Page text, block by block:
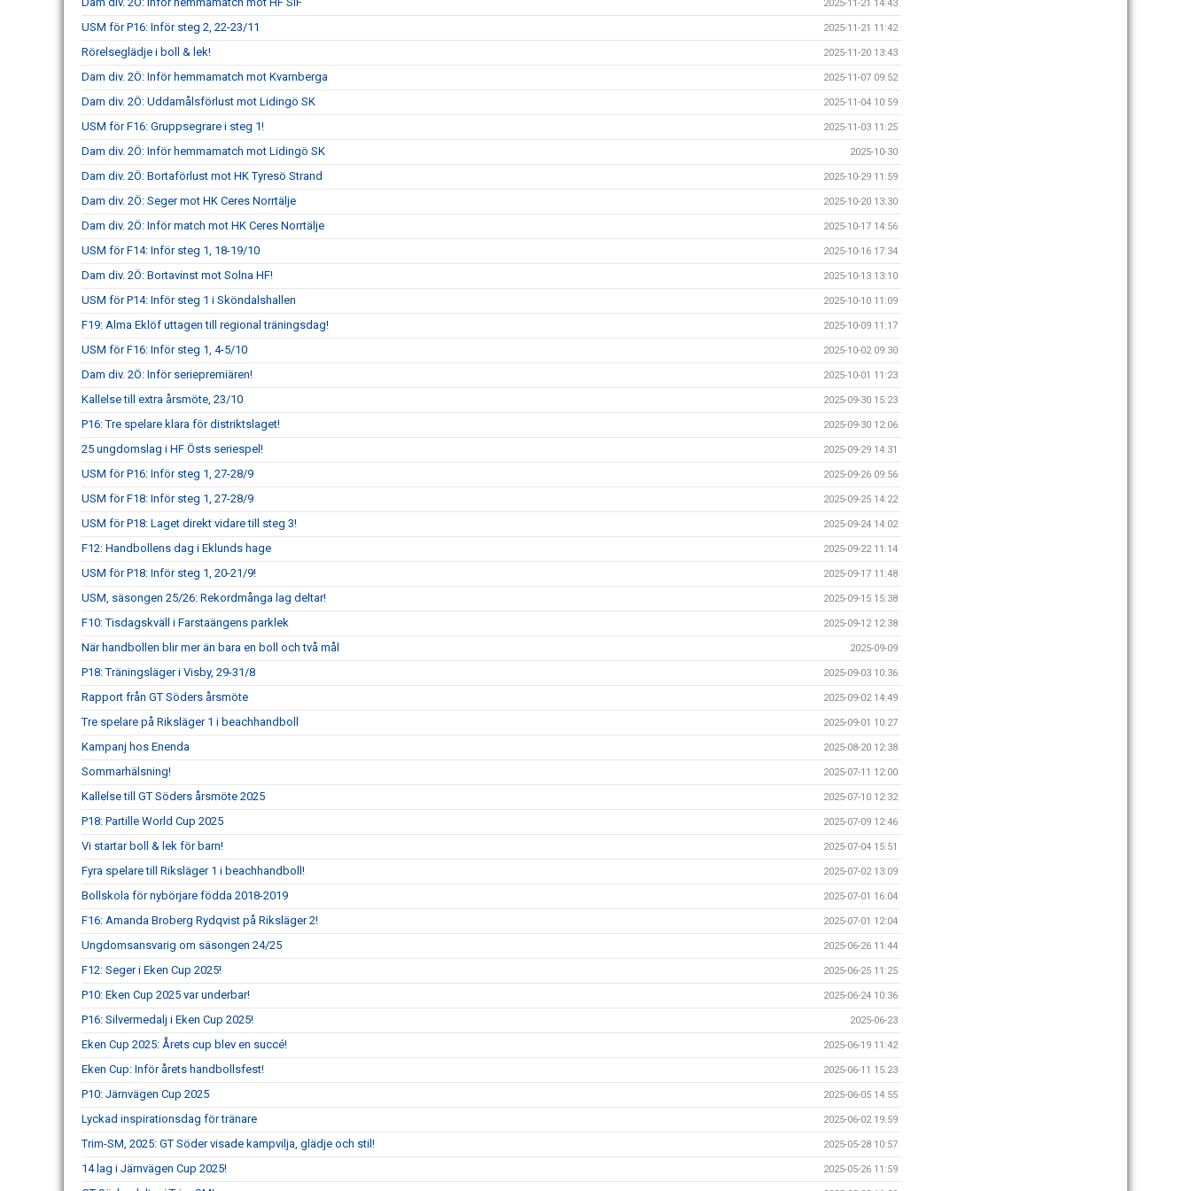
2025-11-21 14:43
USM för P16: Inför steg 2, 22-23/11 2025-11-21 11:42
Rörelseglädje i boll & lek! 2025-11-20 13:43
Dam div. 2Ö: Inför hemmamatch mot Kvarnberga 2025-11-07 09:52
Dam div. 2Ö: Uddamålsförlust mot Lidingö SK 2025-11-04 10:59
USM för F16: Gruppsegrare i steg 1! 2025-11-03 11:25
Dam div. 2Ö: Inför hemmamatch mot Lidingö SK 2025-10-30
Dam div. 2Ö: Bortaförlust mot HK Tyresö Strand 2025-10-29 11:59
Dam div. 2Ö: Seger mot HK Ceres Norrtälje 2025-10-20 13:30
Dam div. 2Ö: Inför match mot HK Ceres Norrtälje 2025-10-17 14:56
USM för F14: Inför steg 1, 18-19/10 2025-10-16 17:34
Dam div. 2Ö: Bortavinst mot Solna HF! 2025-10-13 13:10
USM för P14: Inför steg 1 i Sköndalshallen 2025-10-10 11:09
F19: Alma Eklöf uttagen till regional träningsdag! 2025-10-09 11:17
USM för F16: Inför steg 1, 4-5/10 2025-10-02 09:30
Dam div. 2Ö: Inför seriepremiären! 2025-10-01 11:23
Kallelse till extra årsmöte, 23/10 2025-09-30 15:23
P16: Tre spelare klara för distriktslaget! 2025-09-30 12:06
25 ungdomslag i HF Östs seriespel! 2025-09-29 14:31
USM för P16: Inför steg 1, 27-28/9 2025-09-26 09:56
USM för F18: Inför steg 1, 27-28/9 2025-09-25 14:22
USM för P18: Laget direkt vidare till steg 3! 2025-09-24 14:02
F12: Handbollens dag i Eklunds hage 2025-09-22 11:14
USM för P18: Inför steg 1, 20-21/9! 2025-09-17 11:48
USM, säsongen 25/26: Rekordmånga lag deltar! 2025-09-15 15:38
F10: Tisdagskväll i Farstaängens parklek 2025-09-12 12:38
När handbollen blir mer än bara en boll och två mål 2025-09-09
P18: Träningsläger i Visby, 29-31/8 2025-09-03 10:36
Rapport från GT Söders årsmöte 2025-09-02 14:49
Tre spelare på Riksläger 1 i beachhandboll 2025-09-01 10:27
Kampanj hos Enenda 2025-08-20 12:38
Sommarhälsning! 2025-07-11 12:00
Kallelse till GT Söders årsmöte 2025 2025-07-10 12:32
P18: Partille World Cup 2025 2025-07-09 12:46
Vi startar boll & lek för barn! 2025-07-04 15:51
Fyra spelare till Riksläger 1 i beachhandboll! 2025-07-02 13:09
Bollskola för nybörjare födda 2018-2019 2025-07-01 16:04
F16: Amanda Broberg Rydqvist på Riksläger 2! 2025-07-01 12:04
Ungdomsansvarig om säsongen 24/25 2025-06-26 11:44
F12: Seger i Eken Cup 2025! 2025-06-25 11:25
P10: Eken Cup 2025 var underbar! 2025-06-24 10:36
P16: Silvermedalj i Eken Cup 2025! 2025-06-23
Eken Cup 2025: Årets cup blev en succé! 2025-06-19 11:42
Eken Cup: Inför årets handbollsfest! 2025-06-11 15:23
P10: Järnvägen Cup 2025 2025-06-05 14:55
Lyckad inspirationsdag för tränare 2025-06-02 19:59
Trim-SM, 2025: GT Söder visade kampvilja, glädje och stil! 2025-05-28 10:57
14 lag i Järnvägen Cup 2025! 2025-05-26 11:59